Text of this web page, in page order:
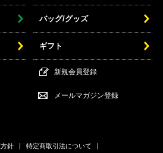
バッグ/グッズ
ギフト
新規会員登録
メールマガジン登録
針 特定商取引法について